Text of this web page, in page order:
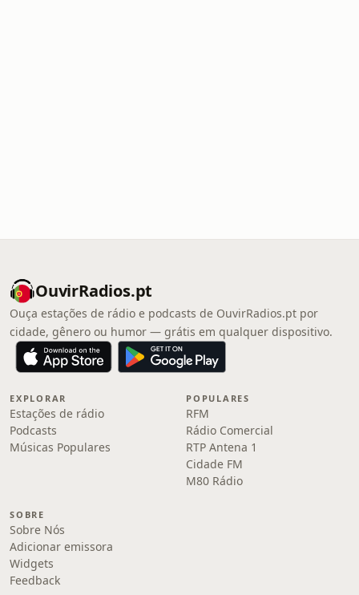
OuvirRadios.pt
Ouça estações de rádio e podcasts de OuvirRadios.pt por
cidade, gênero ou humor — grátis em qualquer dispositivo.
EXPLORAR
Estações de rádio
Podcasts
Músicas Populares
POPULARES
RFM
Rádio Comercial
RTP Antena 1
Cidade FM
M80 Rádio
SOBRE
Sobre Nós
Adicionar emissora
Widgets
Feedback